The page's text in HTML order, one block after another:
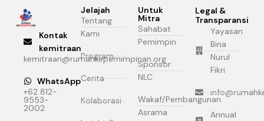
Kontak
kemitraan
kemitraan@rumahkepemimpinan.org
WhatsApp
+62 812-
9553-
2002
Jelajah
Tentang
Kami
Program
Cerita
Kolaborasi
Untuk
Mitra
Sahabat
Pemimpin
Sponsor
NLC
Wakaf/Pembangunan
Asrama
Legal &
Transparansi
Yayasan
Bina
Nurul
Fikri
Annual